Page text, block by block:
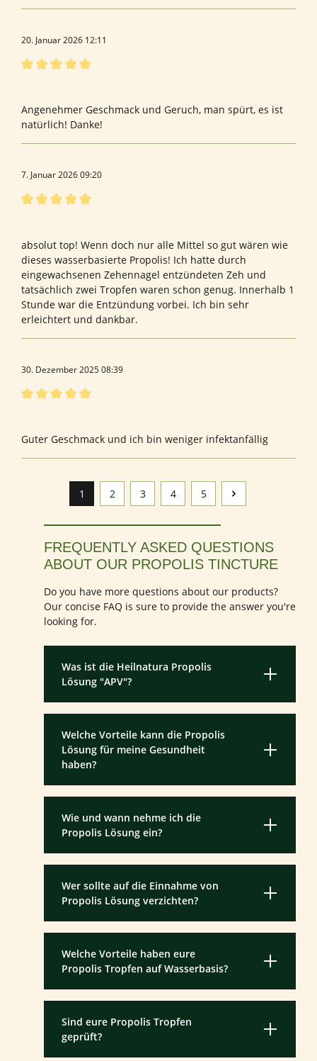
20. Januar 2026 12:11
Angenehmer Geschmack und Geruch, man spürt, es ist
natürlich! Danke!
7. Januar 2026 09:20
absolut top! Wenn doch nur alle Mittel so gut wären wie
dieses wasserbasierte Propolis! Ich hatte durch
eingewachsenen Zehennagel entzündeten Zeh und
tatsächlich zwei Tropfen waren schon genug. Innerhalb 1
Stunde war die Entzündung vorbei. Ich bin sehr
erleichtert und dankbar.
30. Dezember 2025 08:39
Guter Geschmack und ich bin weniger infektanfällig
Seite
1 Seite
2 Seite
3 Seite
4 Seite
5
FREQUENTLY ASKED QUESTIONS
ABOUT OUR PROPOLIS TINCTURE
Do you have more questions about our products?
Our concise FAQ is sure to provide the answer you're
looking for.
Was ist die Heilnatura Propolis
Lösung "APV"?
Welche Vorteile kann die Propolis
Lösung für meine Gesundheit
haben?
Wie und wann nehme ich die
Propolis Lösung ein?
Wer sollte auf die Einnahme von
Propolis Lösung verzichten?
Welche Vorteile haben eure
Propolis Tropfen auf Wasserbasis?
Sind eure Propolis Tropfen
geprüft?